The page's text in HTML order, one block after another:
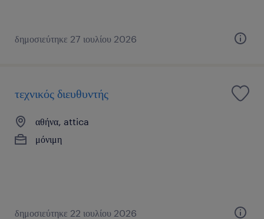
δημοσιεύτηκε 27 ιουλίου 2026
τεχνικός διευθυντής
αθήνα, attica
μόνιμη
δημοσιεύτηκε 22 ιουλίου 2026